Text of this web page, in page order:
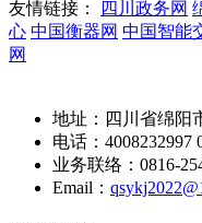
友情链接： 四川政务网
心 中国衡器网 中国智能
网
地址：四川省绵阳
电话：4008232997
业务联络：0816-
Email：